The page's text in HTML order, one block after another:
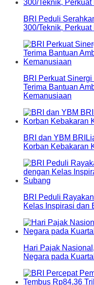
BRI Peduli
300/Teknik,
BRI Perkuat
Terima Bantuan
Kemanusiaan
BRI dan YBM
Korban Kebakaran
BRI Peduli
Kelas Inspirasi dan
Hari Pajak
Negara pada